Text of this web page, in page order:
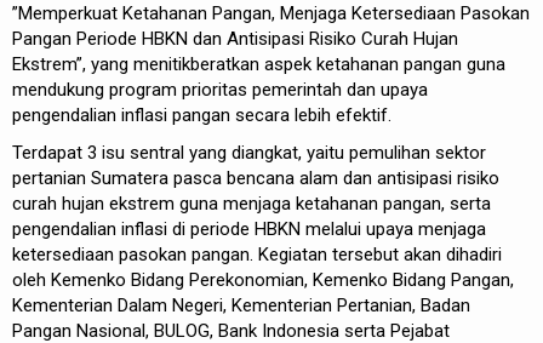
”Memperkuat Ketahanan Pangan, Menjaga Ketersediaan Pasokan
Pangan Periode HBKN dan Antisipasi Risiko Curah Hujan
Ekstrem”, yang menitikberatkan aspek ketahanan pangan guna
mendukung program prioritas pemerintah dan upaya
pengendalian inflasi pangan secara lebih efektif.
Terdapat 3 isu sentral yang diangkat, yaitu pemulihan sektor
pertanian Sumatera pasca bencana alam dan antisipasi risiko
curah hujan ekstrem guna menjaga ketahanan pangan, serta
pengendalian inflasi di periode HBKN melalui upaya menjaga
ketersediaan pasokan pangan. Kegiatan tersebut akan dihadiri
oleh Kemenko Bidang Perekonomian, Kemenko Bidang Pangan,
Kementerian Dalam Negeri, Kementerian Pertanian, Badan
Pangan Nasional, BULOG, Bank Indonesia serta Pejabat